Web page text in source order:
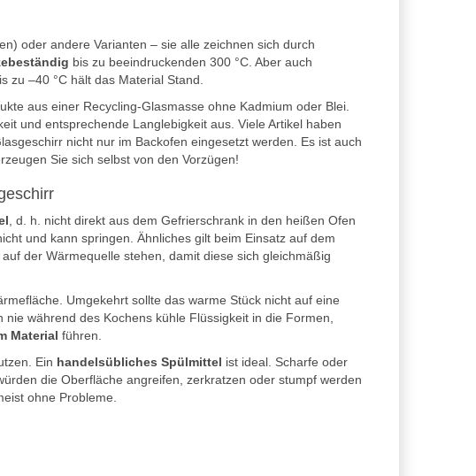
oder andere Varianten – sie alle zeichnen sich durch
bis zu beeindruckenden 300 °C. Aber auch
zu –40 °C hält das Material Stand.
aus einer Recycling-Glasmasse ohne Kadmium oder Blei.
und entsprechende Langlebigkeit aus. Viele Artikel haben
nicht nur im Backofen eingesetzt werden. Es ist auch
Sie sich selbst von den Vorzügen!
, d. h. nicht direkt aus dem Gefrierschrank in den heißen Ofen
und kann springen. Ähnliches gilt beim Einsatz auf dem
der Wärmequelle stehen, damit diese sich gleichmäßig
Umgekehrt sollte das warme Stück nicht auf eine
während des Kochens kühle Flüssigkeit in die Formen,
Material führen.
Ein handelsübliches Spülmittel ist ideal. Scharfe oder
die Oberfläche angreifen, zerkratzen oder stumpf werden
ohne Probleme.